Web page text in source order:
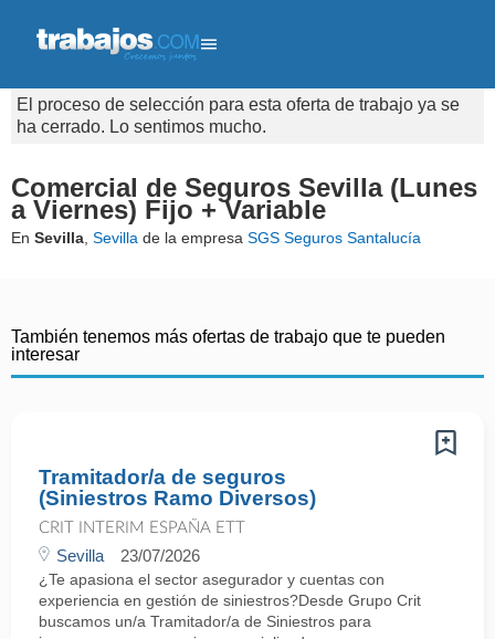
El proceso de selección para esta oferta de trabajo ya se
ha cerrado. Lo sentimos mucho.
Comercial de Seguros Sevilla (Lunes
a Viernes) Fijo + Variable
En Sevilla Sevilla de la empresa SGS Seguros Santalucía
También tenemos más ofertas de trabajo que te pueden
interesar
Tramitador/a de seguros
(Siniestros Ramo Diversos)
CRIT INTERIM ESPAÑA ETT
Sevilla 23/07/2026
¿Te apasiona el sector asegurador y cuentas con
experiencia en gestión de siniestros?Desde Grupo Crit
buscamos un/a Tramitador/a de Siniestros para